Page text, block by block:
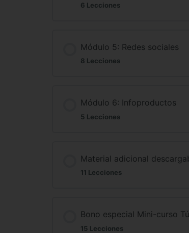
6 Lecciones
Módulo 5: Redes sociales
8 Lecciones
Módulo 6: Infoproductos
5 Lecciones
Material adicional
11 Lecciones
Bono especial Mini-curso
15 Lecciones